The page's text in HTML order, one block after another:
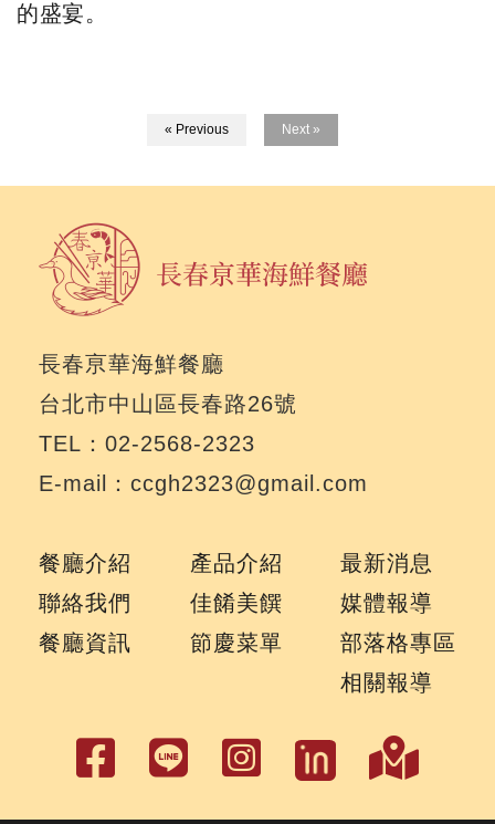
的盛宴。
« Previous Next »
長春亰華海鮮餐廳
台北市中山區長春路26號
TEL：02-2568-2323
E-mail：ccgh2323@gmail.com
餐廳介紹
聯絡我們
餐廳資訊
產品介紹
佳餚美饌
節慶菜單
最新消息
媒體報導
部落格專區
相關報導